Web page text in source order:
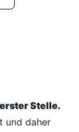
Stelle.
und daher